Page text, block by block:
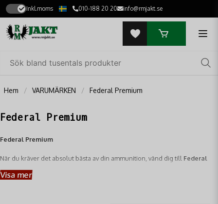
Inkl.moms 010-188 20 20 info@rmjakt.se
Hem VARUMÄRKEN Federal Premium
Federal Premium
Federal Premium
När du kräver det absolut bästa av din ammunition, vänd dig till Federal
i världsklass
Visa mer